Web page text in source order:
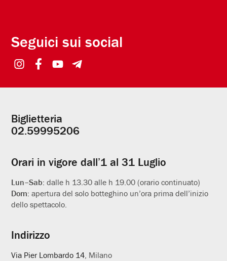
Seguici sui social
Informazioni
utili
Biglietteria
02.59995206
Orari in vigore dall’1 al 31 Luglio
Lun–Sab:dalle h 13.30 alle h 19.00 (orario continuato)
Dom:apertura del solo botteghino un’ora prima dell’inizio
dello spettacolo.
Indirizzo
Via Pier Lombardo 14, Milano